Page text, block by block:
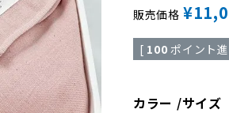
販売価格 ¥
[ 100 ポイント
カラー サイズ